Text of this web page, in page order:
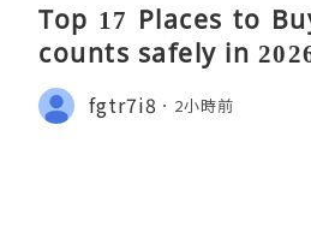
Top 17 Places to
counts safely in
fgtr7i8 2小時前